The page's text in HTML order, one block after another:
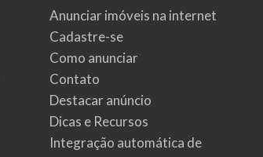
Anunciar imóveis na internet
Cadastre-se
Como anunciar
Contato
Destacar anúncio
Dicas e Recursos
Integração automática de